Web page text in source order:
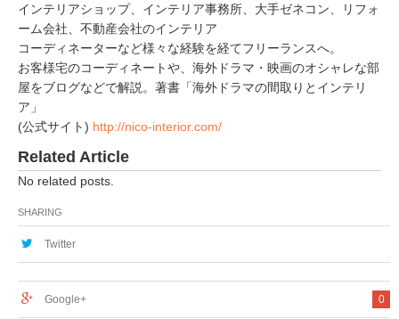
インテリアショップ、インテリア事務所、大手ゼネコン、リフォ
ーム会社、不動産会社のインテリア
コーディネーターなど様々な経験を経てフリーランスへ。
お客様宅のコーディネートや、海外ドラマ・映画のオシャレな部
屋をブログなどで解説。著書「海外ドラマの間取りとインテリ
ア」
(公式サイト) http://nico-interior.com/
Related Article
No related posts.
SHARING
Twitter
0
Google+